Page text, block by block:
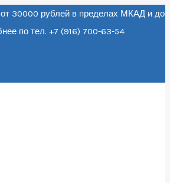
от 30000 рублей в пределах МКАД и до
по тел. +7 (916) 700-63-54